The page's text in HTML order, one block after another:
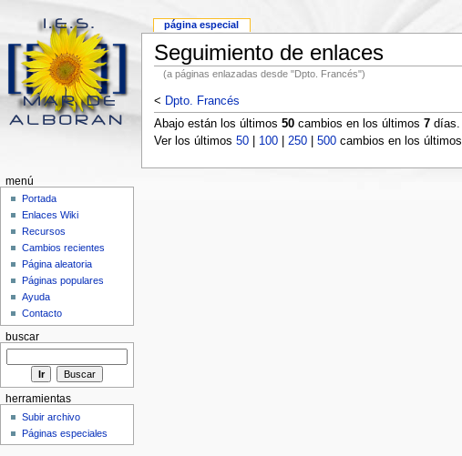
Seguimiento de enlaces
(a páginas enlazadas desde "Dpto. Francés")
< Dpto. Francés
Abajo están los últimos 50cambios en los últimos 7días.
Ver los últimos 50| 100| 250| 500cambios en los últimos
página especial
menú
Portada
Enlaces Wiki
Recursos
Cambios recientes
Página aleatoria
Páginas populares
Ayuda
Contacto
buscar
herramientas
Subir archivo
Páginas especiales